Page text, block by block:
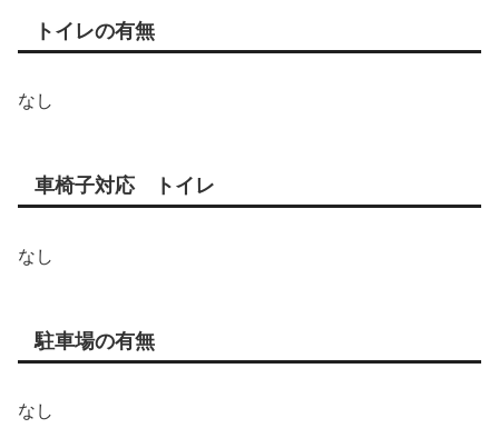
トイレの有無
なし
車椅子対応 トイレ
なし
駐車場の有無
なし